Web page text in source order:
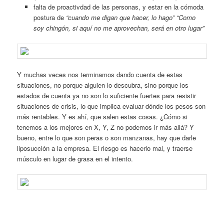
falta de proactivdad de las personas, y estar en la cómoda
postura de “cuando me digan que hacer, lo hago” “Como
soy chingón, si aquí no me aprovechan, será en otro lugar”
Y muchas veces nos terminamos dando cuenta de estas
situaciones, no porque alguien lo descubra, sino porque los
estados de cuenta ya no son lo suficiente fuertes para resistir
situaciones de crisis, lo que implica evaluar dónde los pesos son
más rentables. Y es ahí, que salen estas cosas. ¿Cómo si
tenemos a los mejores en X, Y, Z no podemos ir más allá? Y
bueno, entre lo que son peras o son manzanas, hay que darle
liposucción a la empresa. El riesgo es hacerlo mal, y traerse
músculo en lugar de grasa en el intento.